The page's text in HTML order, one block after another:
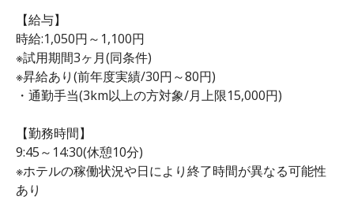
【給与】
時給:1,050円～1,100円
※試用期間3ヶ月(同条件)
※昇給あり(前年度実績/30円～80円)
・通勤手当(3km以上の方対象/月上限15,000円)
【勤務時間】
9:45～14:30(休憩10分)
※ホテルの稼働状況や日により終了時間が異なる可能性
あり